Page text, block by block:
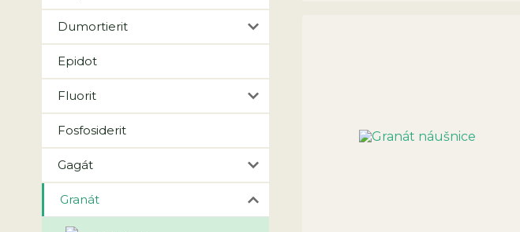
Dumortierit
Epidot
Fluorit
Fosfosiderit
Gagát
Granát